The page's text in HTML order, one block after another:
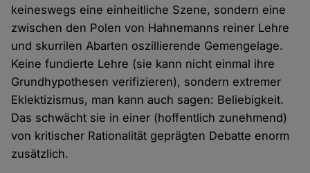
keineswegs eine einheitliche Szene, sondern eine
zwischen den Polen von Hahnemanns reiner Lehre
und skurrilen Abarten oszillierende Gemengelage.
Keine fundierte Lehre (sie kann nicht einmal ihre
Grundhypothesen verifizieren), sondern extremer
Eklektizismus, man kann auch sagen: Beliebigkeit.
Das schwächt sie in einer (hoffentlich zunehmend)
von kritischer Rationalität geprägten Debatte enorm
zusätzlich.